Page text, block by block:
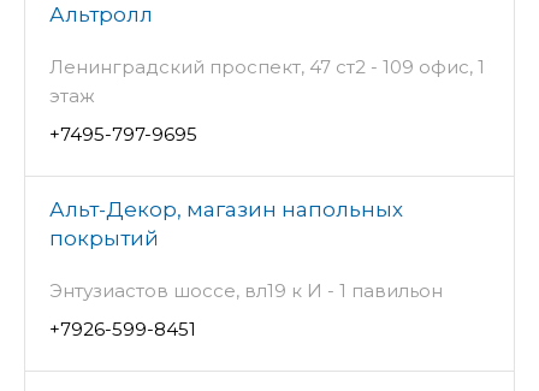
Альтролл
Ленинградский проспект, 47 ст2 - 109 офис, 1
этаж
+7495-797-9695
Альт-Декор, магазин напольных
покрытий
Энтузиастов шоссе, вл19 к И - 1 павильон
+7926-599-8451